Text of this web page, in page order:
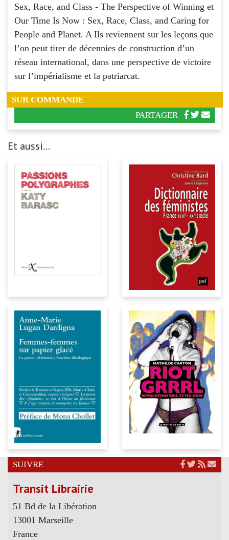
Sex, Race, and Class - The Perspective of Winning et
Our Time Is Now : Sex, Race, Class, and Caring for
People and Planet. A Ils reviennent sur les leçons que
l’on peut tirer de décennies de construction d’un
réseau international, dans une perspective de victoire
sur l’impérialisme et la patriarcat.
SUR COMMANDE
PARTAGER
Et aussi...
SUIVRE
Transit Librairie
51 Bd de la Libération
13001 Marseille
France